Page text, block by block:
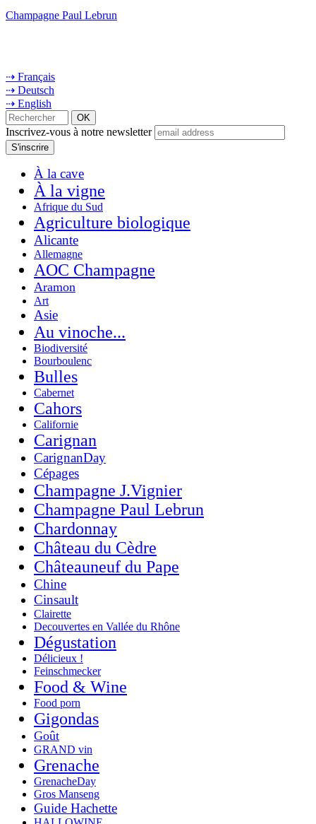
Champagne Paul Lebrun
⇢ Français
⇢ Deutsch
⇢ English
Inscrivez-vous à notre newsletter
À la cave
À la vigne
Afrique du Sud
Agriculture biologique
Alicante
Allemagne
AOC Champagne
Aramon
Art
Asie
Au vinoche...
Biodiversité
Bourboulenc
Bulles
Cabernet
Cahors
Californie
Carignan
CarignanDay
Cépages
Champagne J.Vignier
Champagne Paul Lebrun
Chardonnay
Château du Cèdre
Châteauneuf du Pape
Chine
Cinsault
Clairette
Decouvertes en Vallée du Rhône
Dégustation
Délicieux !
Feinschmecker
Food & Wine
Food porn
Gigondas
Goût
GRAND vin
Grenache
GrenacheDay
Gros Manseng
Guide Hachette